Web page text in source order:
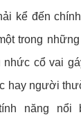
kể đến
trong những
cổ vai
hay người
năng nổi